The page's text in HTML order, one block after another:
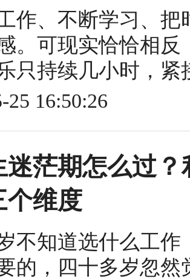
作、不断学习、
。可现实恰恰相
只持续几小时，
25 16:50:26
迷茫期怎么过
个维度
不知道选什么工
的，四十多岁忽